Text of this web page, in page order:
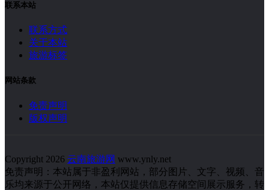
联系本站
联系方式
关于本站
旅游标签
网站条款
免责声明
版权声明
Copyright 2026 云南旅游网 www.ynly.net
免责声明：本站属于非盈利网站，部分图片、文字、视频、音
乐均来源于公开网络，本站仅提供信息存储空间展示服务，转